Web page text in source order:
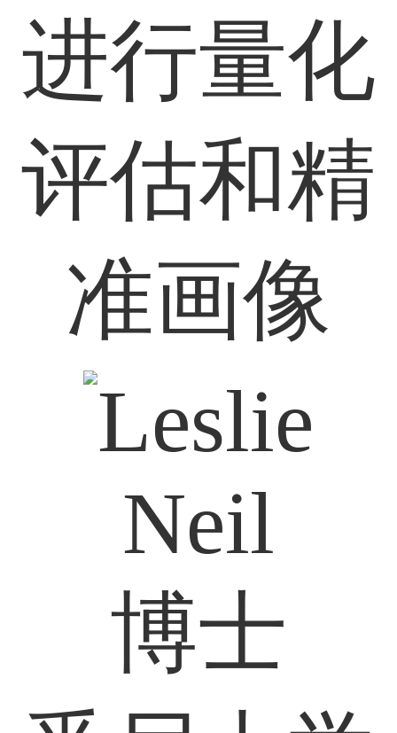
进行量化
评估和精
准画像
Neil
博士